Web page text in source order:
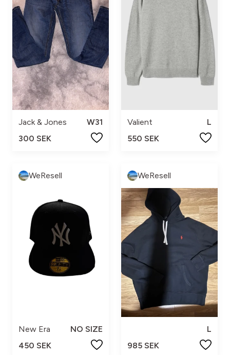
Jack & Jones
W31
300 SEK
Valient
L
550 SEK
WeResell
New Era
NO SIZE
450 SEK
WeResell
L
985 SEK